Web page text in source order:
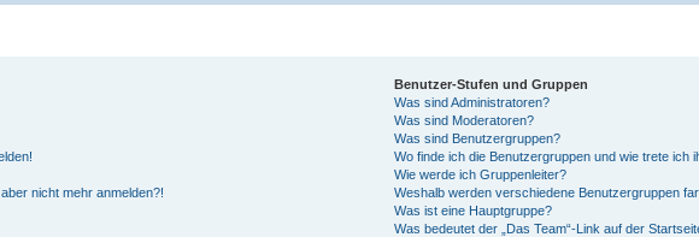
nicht mehr anmelden?!
Benutzer-Stufen und Gruppen
Was sind Administratoren?
Was sind Moderatoren?
Was sind Benutzergruppen?
Wo finde ich die Benutzergruppen und wie trete ich
Wie werde ich Gruppenleiter?
Weshalb werden verschiedene Benutzergruppen
Was ist eine Hauptgruppe?
Was bedeutet der „Das Team“-Link auf der